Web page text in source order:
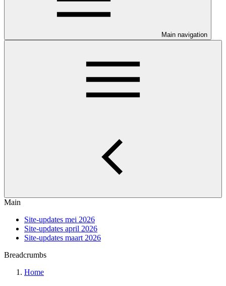
Main navigation
Main
Site-updates mei 2026
Site-updates april 2026
Site-updates maart 2026
Breadcrumbs
Home